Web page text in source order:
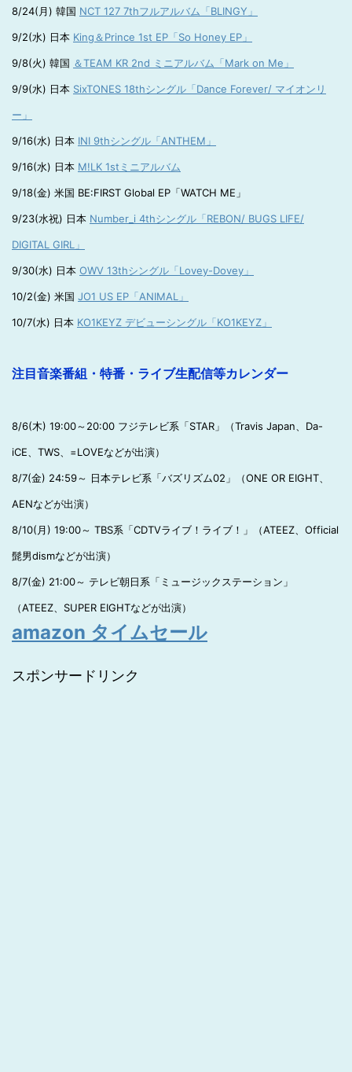
8/24(月) 韓国 NCT 127 7thフルアルバム「BLINGY」
9/2(水) 日本 King＆Prince 1st EP「So Honey EP」
9/8(火) 韓国 ＆TEAM KR 2nd ミニアルバム「Mark on Me」
9/9(水) 日本 SixTONES 18thシングル「Dance Forever/ マイオンリ
ー」
9/16(水) 日本 INI 9thシングル「ANTHEM」
9/16(水) 日本 M!LK 1stミニアルバム
9/18(金) 米国 BE:FIRST Global EP「WATCH ME」
9/23(水祝) 日本 Number_i 4thシングル「REBON/ BUGS LIFE/
DIGITAL GIRL」
9/30(水) 日本 OWV 13thシングル「Lovey-Dovey」
10/2(金) 米国 JO1 US EP「ANIMAL」
10/7(水) 日本 KO1KEYZ デビューシングル「KO1KEYZ」
注目音楽番組・特番・ライブ生配信等カレンダー
8/6(木) 19:00～20:00 フジテレビ系「STAR」（Travis Japan、Da-
iCE、TWS、=LOVEなどが出演）
8/7(金) 24:59～ 日本テレビ系「バズリズム02」（ONE OR EIGHT、
AENなどが出演）
8/10(月) 19:00～ TBS系「CDTVライブ！ライブ！」（ATEEZ、Official
髭男dismなどが出演）
8/7(金) 21:00～ テレビ朝日系「ミュージックステーション」
（ATEEZ、SUPER EIGHTなどが出演）
amazon タイムセール
スポンサードリンク